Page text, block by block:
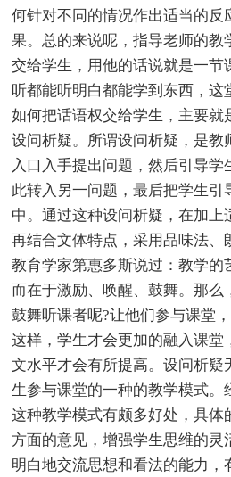
何针对不同的情况作出适当的反
果。总的来说呢，指导老师的教
交给学生，用他的话说就是一节
听都能听明白都能学到东西，这
如何把话语权交给学生，主要就
设问析疑。所谓设问析疑，是教
入口入手提出问题，然后引导学
此转入另一问题，最后把学生引
中。通过这种设问析疑，在加上
再结合文体特点，采用品味法、
教育学家第惠多斯说过：教学的
而在于激励、唤醒、鼓舞。那么
鼓舞听课者呢?让他们参与课堂
这样，学生才会更加的融入课堂
文水平才会有所提高。设问析疑
生参与课堂的一种的教学模式。
这种教学模式有颇多好处，具体
方面的意见，增强学生思维的灵
明白地交流思想和看法的能力，